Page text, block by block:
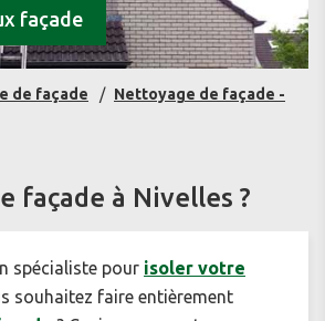
façade
de façade
Nettoyage de façade -
façade à Nivelles ?
spécialiste pour isoler votre
souhaitez faire entièrement